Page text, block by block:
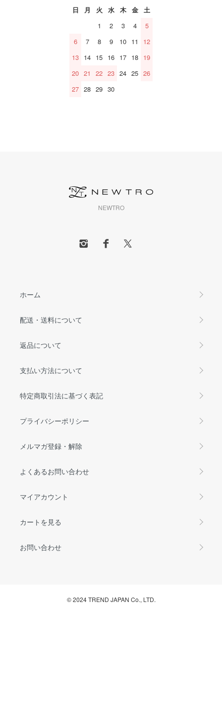
日 月 火 水 木 金
土
1
2 3 4
5
6
7 8 9 10 11
12
13 14 15 16 17 18 19
20 21 22 23 24 25 26
27 28 29 30
NEWTRO
ホーム
配送・送料について
返品について
支払い方法について
特定商取引法に基づく表記
プライバシーポリシー
メルマガ登録・解除
よくあるお問い合わせ
マイアカウント
カートを見る
お問い合わせ
© 2024 TREND JAPAN Co., LTD.